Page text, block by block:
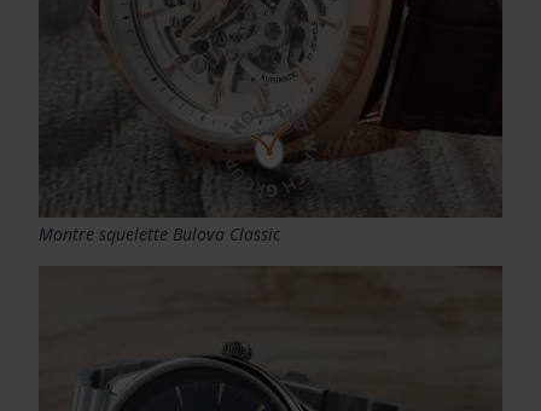
Montre squelette Bulova Classic